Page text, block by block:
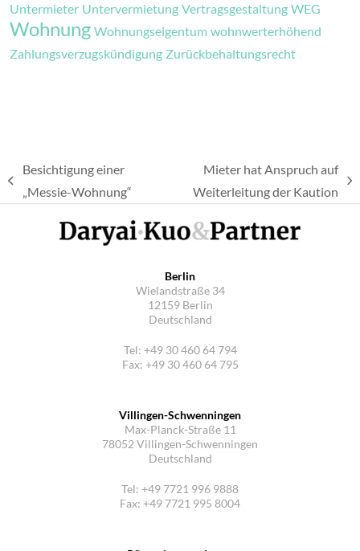
Untermieter Untervermietung Vertragsgestaltung WEG
Wohnung Wohnungseigentum wohnwerterhöhend
Zahlungsverzugskündigung Zurückbehaltungsrecht
vorheriger
Besichtigung einer
„Messie-Wohnung“
Nächster
Mieter hat Anspruch auf
Weiterleitung der Kaution
Berlin
Wielandstraße 34
12159 Berlin
Deutschland
Tel: +49 30 460 64 794
Fax: +49 30 460 64 795
Villingen-Schwenningen
Max-Planck-Straße 11
78052 Villingen-Schwenningen
Deutschland
Tel: +49 7721 996 9888
Fax: +49 7721 995 8004